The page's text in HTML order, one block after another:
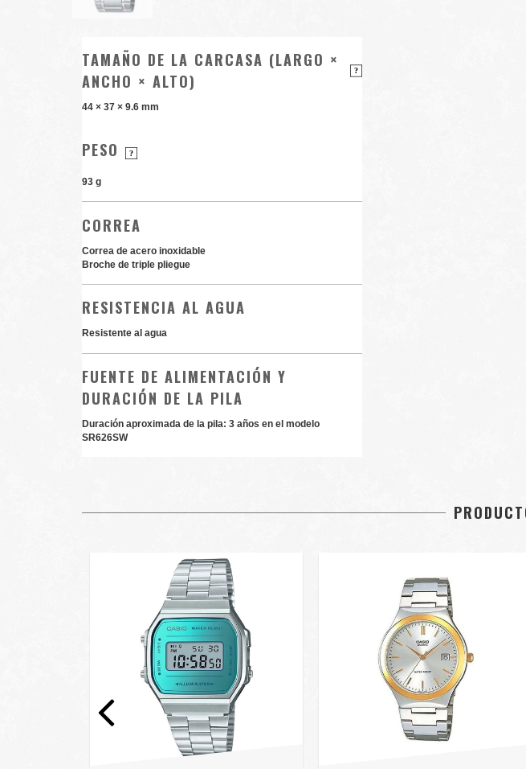
TAMAÑO DE LA CARCASA (LARGO ×
ANCHO × ALTO)
44 × 37 × 9.6 mm
PESO
93 g
CORREA
Correa de acero inoxidable
Broche de triple pliegue
RESISTENCIA AL AGUA
Resistente al agua
FUENTE DE ALIMENTACIÓN Y
DURACIÓN DE LA PILA
Duración aproximada de la pila: 3 años en el modelo
SR626SW